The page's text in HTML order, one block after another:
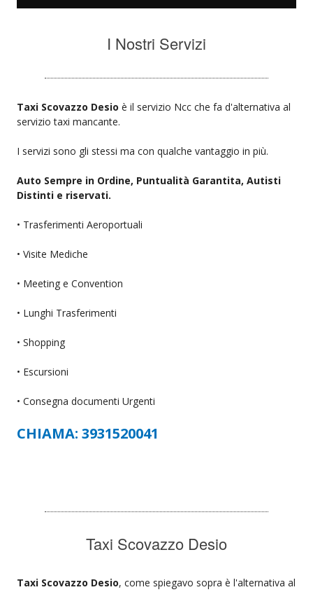
I Nostri Servizi
Taxi Scovazzo Desio è il servizio Ncc che fa d'alternativa al
servizio taxi mancante.
I servizi sono gli stessi ma con qualche vantaggio in più.
Auto Sempre in Ordine, Puntualità Garantita, Autisti
Distinti e riservati.
• Trasferimenti Aeroportuali
• Visite Mediche
• Meeting e Convention
• Lunghi Trasferimenti
• Shopping
• Escursioni
• Consegna documenti Urgenti
CHIAMA: 3931520041
Taxi Scovazzo Desio
Taxi Scovazzo Desio, come spiegavo sopra è l'alternativa al